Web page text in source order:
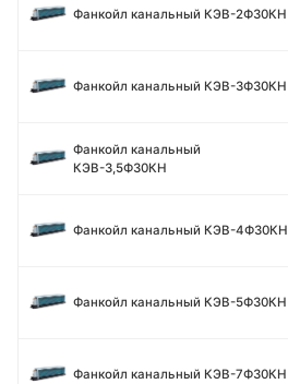
Фанкойл канальный КЭВ-2Ф30КН
Фанкойл канальный КЭВ-3Ф30КН
Фанкойл канальный
КЭВ-3,5Ф30КН
Фанкойл канальный КЭВ-4Ф30КН
Фанкойл канальный КЭВ-5Ф30КН
Фанкойл канальный КЭВ-7Ф30КН